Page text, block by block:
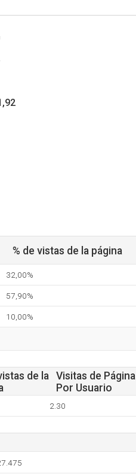
% de vistas de la página
32,00%
57,90%
10,00%
de la
Visitas de Página
Por Usuario
2.30